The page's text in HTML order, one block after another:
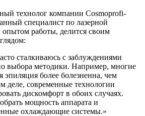
технолог компании Cosmoprofi-
специалист по лазерной
работы, делится своим
сталкиваюсь с заблуждениями
выбора методики. Например, многие
эпиляция более болезненна, чем
деле, современные технологии
дискомфорт в обоих случаях.
мощность аппарата и
охлаждающие системы.»